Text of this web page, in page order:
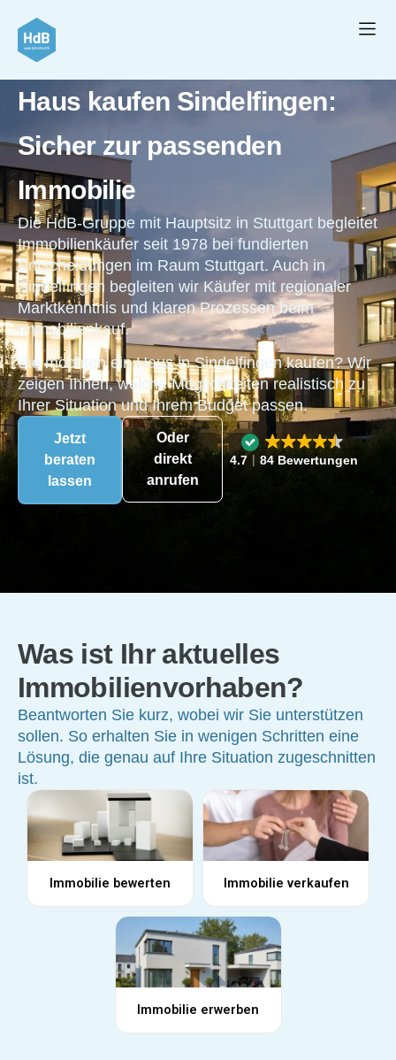
Haus kaufen Sindelfingen:
Sicher zur passenden
Immobilie
Die HdB-Gruppe mit Hauptsitz in Stuttgart begleitet
Immobilienkäufer seit 1978 bei fundierten
Entscheidungen im Raum Stuttgart. Auch in
Sindelfingen begleiten wir Käufer mit regionaler
Marktkenntnis und klaren Prozessen beim
Immobilienkauf.
Sie möchten ein Haus in Sindelfingen kaufen? Wir
zeigen Ihnen, welche Möglichkeiten realistisch zu
Ihrer Situation und Ihrem Budget passen.
Jetzt
beraten
lassen
Oder
direkt
anrufen
4.7 84 Bewertungen
Was ist Ihr aktuelles
Immobilienvorhaben?
Beantworten Sie kurz, wobei wir Sie unterstützen
sollen. So erhalten Sie in wenigen Schritten eine
Lösung, die genau auf Ihre Situation zugeschnitten
ist.